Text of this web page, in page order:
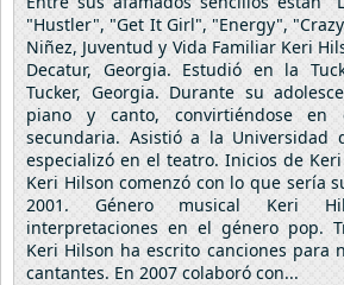
"Hustler", "Get It Girl", "Energy",
Niñez, Juventud y Vida Familiar Keri
Decatur, Georgia. Estudió en la
Tucker, Georgia. Durante su
piano y canto, convirtiéndose en
secundaria. Asistió a la Universidad
especializó en el teatro. Inicios de
Keri Hilson comenzó con lo que sería
2001. Género musical Keri
interpretaciones en el género pop.
Keri Hilson ha escrito canciones para
cantantes. En 2007 colaboró con...